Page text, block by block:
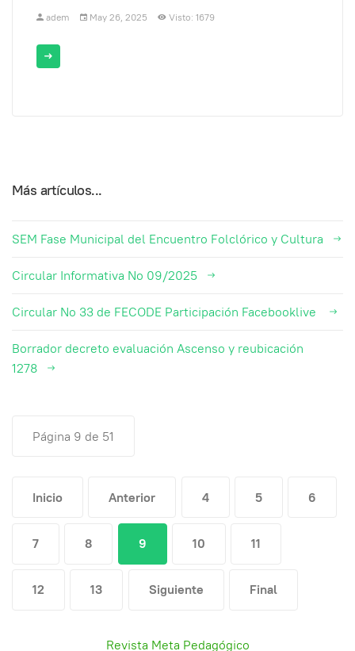
adem May 26, 2025 Visto: 1679
Más artículos...
SEM Fase Municipal del Encuentro Folclórico y Cultura
Circular Informativa No 09/2025
Circular No 33 de FECODE Participación Facebooklive
Borrador decreto evaluación Ascenso y reubicación
1278
Página 9 de 51
Inicio Anterior 4 5 6
7 8 9 10 11
12 13 Siguiente Final
Revista Meta Pedagógico